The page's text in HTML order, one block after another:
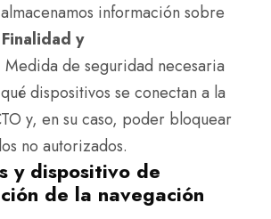
información sobre
Finalidad y
Medida de seguridad necesaria
dispositivos se conectan a la
y, en su caso, poder bloquear
no autorizados.
y dispositivo de
de la navegación